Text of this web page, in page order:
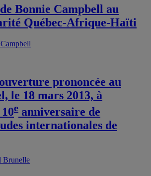
Bonnie Campbell au
Québec-Afrique-Haïti
prononcée au
le 18 mars 2013, à
e anniversaire de
internationales de
Brunelle